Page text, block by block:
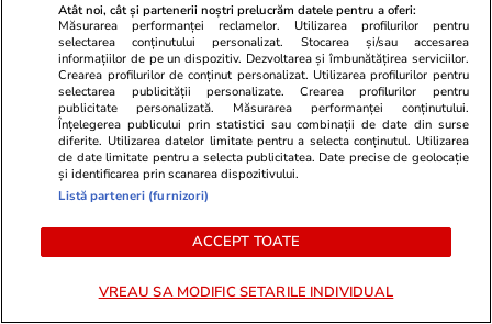
Cum a apărut Mirabela Grădinaru la întâlnirea
cu președinta Indiei, Droupadi Murmu, la
Palatul Cotroceni. Motivul pentru care a ales o
rochie galbenă
Știri România
în judecată la CEDO după ce a fost exclusă din
două dosare în urma documentarului Recorder
Atât noi, cât și partenerii noștri prelucrăm datele pentru a oferi:
Măsurarea performanței reclamelor. Utilizarea profilurilor pentru
selectarea conținutului personalizat. Stocarea și/sau accesarea
informațiilor de pe un dispozitiv. Dezvoltarea și îmbunătățirea serviciilor.
Crearea profilurilor de conținut personalizat. Utilizarea profilurilor pentru
selectarea publicității personalizate. Crearea profilurilor pentru
publicitate personalizată. Măsurarea performanței conținutului.
Înțelegerea publicului prin statistici sau combinații de date din surse
diferite. Utilizarea datelor limitate pentru a selecta conținutul. Utilizarea
de date limitate pentru a selecta publicitatea. Date precise de geolocație
și identificarea prin scanarea dispozitivului.
Listă parteneri (furnizori)
ACCEPT TOATE
VREAU SA MODIFIC SETARILE INDIVIDUAL